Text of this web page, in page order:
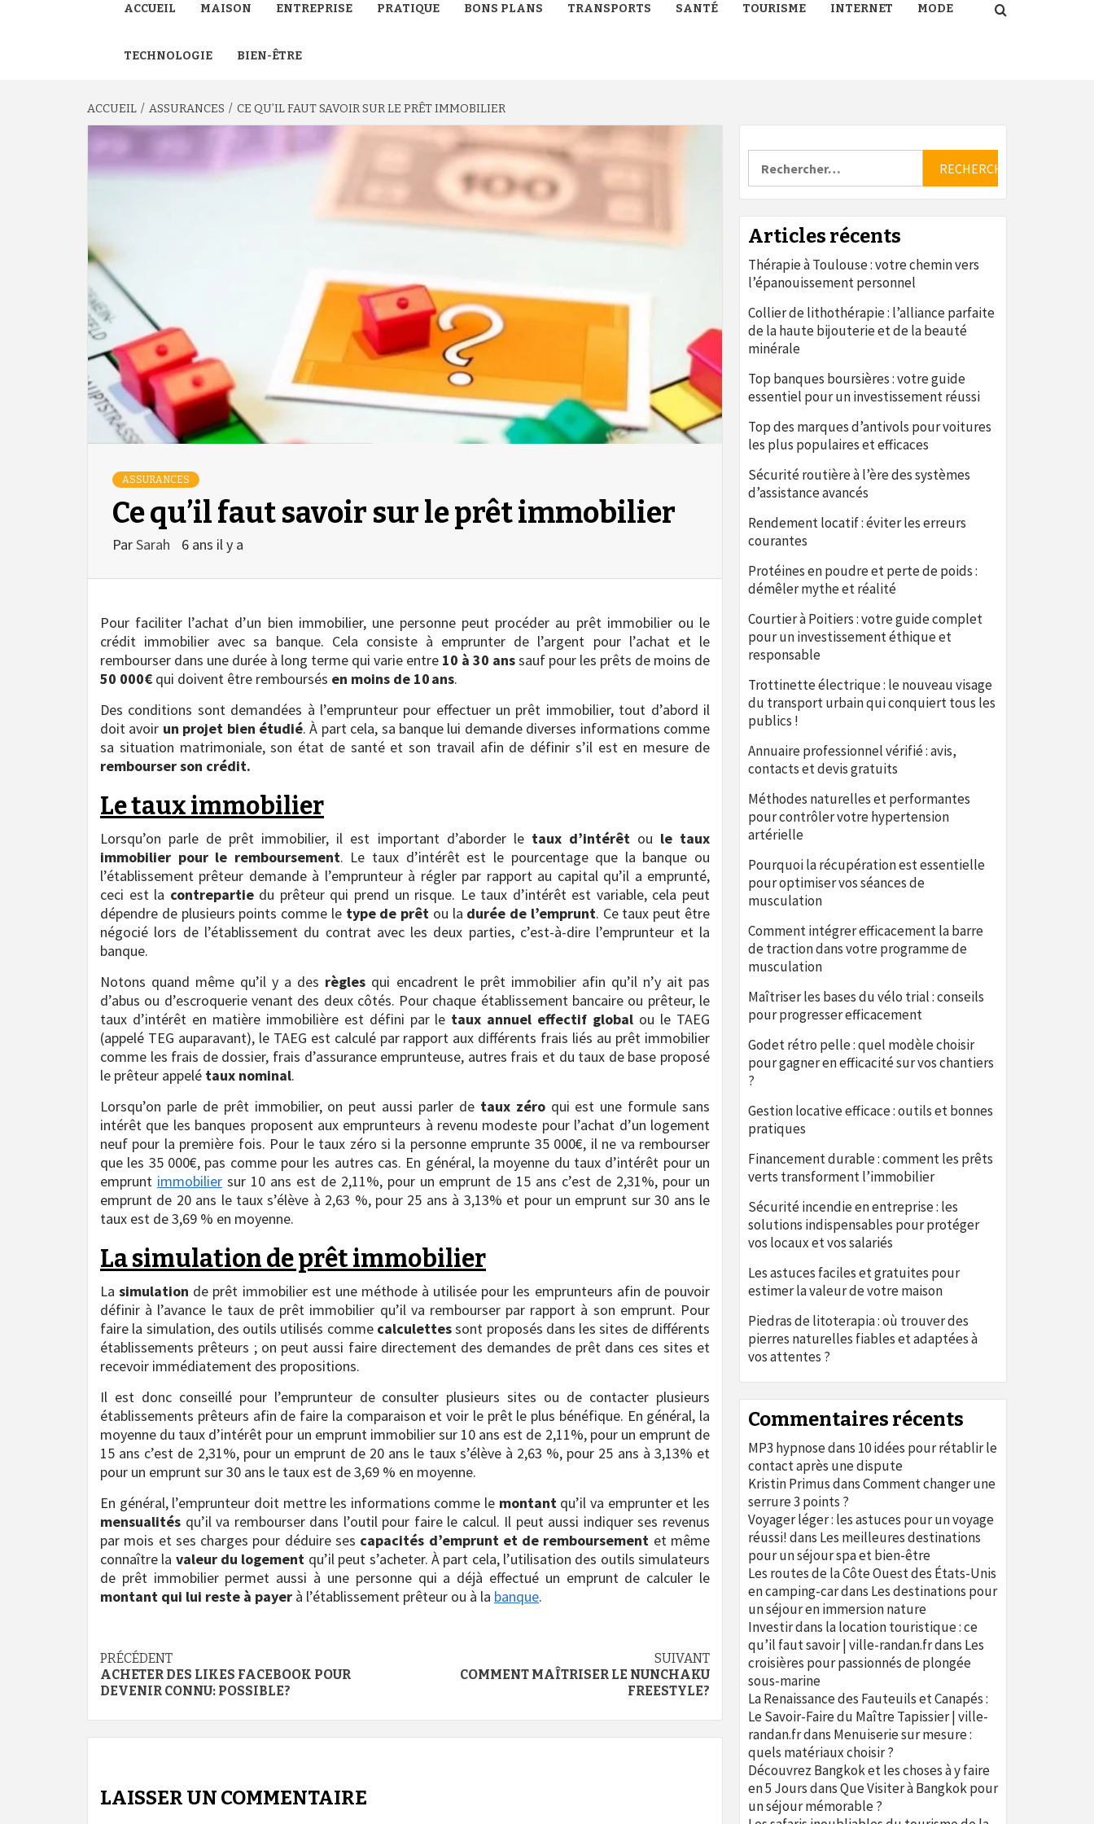
ACCUEIL MAISON ENTREPRISE PRATIQUE BONS PLANS TRANSPORTS SANTÉ TOURISME INTERNET MODE
TECHNOLOGIE BIEN-ÊTRE
ACCUEIL ASSURANCES CE QU’IL FAUT SAVOIR SUR LE PRÊT IMMOBILIER
ASSURANCES
Ce qu’il faut savoir sur le prêt immobilier
ParSarah 6 ans il y a
Pour faciliter l’achat d’un bien immobilier, une personne peut procéder au prêt immobilier ou le
crédit immobilier avec sa banque. Cela consiste à emprunter de l’argent pour l’achat et le
rembourser dans une durée à long terme qui varie entre 10 à 30 anssauf pour les prêts de moins de
50 000€ qui doivent être remboursés en moins de 10 ans.
Des conditions sont demandées à l’emprunteur pour effectuer un prêt immobilier, tout d’abord il
doit avoir un projet bien étudié. À part cela, sa banque lui demande diverses informations comme
sa situation matrimoniale, son état de santé et son travail afin de définir s’il est en mesure de
rembourser son crédit.
Le taux immobilier
Lorsqu’on parle de prêt immobilier, il est important d’aborder le taux d’intérêtou le taux
immobilier pour le remboursement. Le taux d’intérêt est le pourcentage que la banque ou
l’établissement prêteur demande à l’emprunteur à régler par rapport au capital qu’il a emprunté,
ceci est la contrepartie du prêteur qui prend un risque. Le taux d’intérêt est variable, cela peut
dépendre de plusieurs points comme le type de prêt ou la durée de l’emprunt. Ce taux peut être
négocié lors de l’établissement du contrat avec les deux parties, c’est-à-dire l’emprunteur et la
banque.
Notons quand même qu’il y a des règles qui encadrent le prêt immobilier afin qu’il n’y ait pas
d’abus ou d’escroquerie venant des deux côtés. Pour chaque établissement bancaire ou prêteur, le
taux d’intérêt en matière immobilière est défini par le taux annuel effectif global ou le TAEG
(appelé TEG auparavant), le TAEG est calculé par rapport aux différents frais liés au prêt immobilier
comme les frais de dossier, frais d’assurance emprunteuse, autres frais et du taux de base proposé
le prêteur appelé taux nominal.
Lorsqu’on parle de prêt immobilier, on peut aussi parler de taux zéroqui est une formule sans
intérêt que les banques proposent aux emprunteurs à revenu modeste pour l’achat d’un logement
neuf pour la première fois. Pour le taux zéro si la personne emprunte 35 000€, il ne va rembourser
que les 35 000€, pas comme pour les autres cas. En général, la moyenne du taux d’intérêt pour un
emprunt immobiliersur 10 ans est de 2,11%, pour un emprunt de 15 ans c’est de 2,31%, pour un
emprunt de 20 ans le taux s’élève à 2,63 %, pour 25 ans à 3,13% et pour un emprunt sur 30 ans le
taux est de 3,69 % en moyenne.
La simulation de prêt immobilier
Lasimulation de prêt immobilier est une méthode à utilisée pour les emprunteurs afin de pouvoir
définir à l’avance le taux de prêt immobilier qu’il va rembourser par rapport à son emprunt. Pour
faire la simulation, des outils utilisés comme calculettessont proposés dans les sites de différents
établissements prêteurs ; on peut aussi faire directement des demandes de prêt dans ces sites et
recevoir immédiatement des propositions.
Il est donc conseillé pour l’emprunteur de consulter plusieurs sites ou de contacter plusieurs
établissements prêteurs afin de faire la comparaison et voir le prêt le plus bénéfique. En général, la
moyenne du taux d’intérêt pour un emprunt immobilier sur 10 ans est de 2,11%, pour un emprunt de
15 ans c’est de 2,31%, pour un emprunt de 20 ans le taux s’élève à 2,63 %, pour 25 ans à 3,13% et
pour un emprunt sur 30 ans le taux est de 3,69 % en moyenne.
En général, l’emprunteur doit mettre les informations comme le montantqu’il va emprunter et les
mensualités qu’il va rembourser dans l’outil pour faire le calcul. Il peut aussi indiquer ses revenus
par mois et ses charges pour déduire ses capacités d’emprunt et de remboursement et même
connaître la valeur du logement qu’il peut s’acheter. À part cela, l’utilisation des outils simulateurs
de prêt immobilier permet aussi à une personne qui a déjà effectué un emprunt de calculer le
montant qui lui reste à payer à l’établissement prêteur ou à la banque.
Navigation
d’article
PRÉCÉDENT
ACHETER DES LIKES FACEBOOK POUR
DEVENIR CONNU: POSSIBLE?
SUIVANT
COMMENT MAÎTRISER LE NUNCHAKU
FREESTYLE?
LAISSER UN COMMENTAIRE
Articles récents
Thérapie à Toulouse : votre chemin vers
l’épanouissement personnel
Collier de lithothérapie : l’alliance parfaite
de la haute bijouterie et de la beauté
minérale
Top banques boursières : votre guide
essentiel pour un investissement réussi
Top des marques d’antivols pour voitures
les plus populaires et efficaces
Sécurité routière à l’ère des systèmes
d’assistance avancés
Rendement locatif : éviter les erreurs
courantes
Protéines en poudre et perte de poids :
démêler mythe et réalité
Courtier à Poitiers : votre guide complet
pour un investissement éthique et
responsable
Trottinette électrique : le nouveau visage
du transport urbain qui conquiert tous les
publics !
Annuaire professionnel vérifié : avis,
contacts et devis gratuits
Méthodes naturelles et performantes
pour contrôler votre hypertension
artérielle
Pourquoi la récupération est essentielle
pour optimiser vos séances de
musculation
Comment intégrer efficacement la barre
de traction dans votre programme de
musculation
Maîtriser les bases du vélo trial : conseils
pour progresser efficacement
Godet rétro pelle : quel modèle choisir
pour gagner en efficacité sur vos chantiers
?
Gestion locative efficace : outils et bonnes
pratiques
Financement durable : comment les prêts
verts transforment l’immobilier
Sécurité incendie en entreprise : les
solutions indispensables pour protéger
vos locaux et vos salariés
Les astuces faciles et gratuites pour
estimer la valeur de votre maison
Piedras de litoterapia : où trouver des
pierres naturelles fiables et adaptées à
vos attentes ?
Commentaires récents
MP3 hypnosedans 10 idées pour rétablir le
contact après une dispute
Kristin PrimusdansComment changer une
serrure 3 points ?
Voyager léger : les astuces pour un voyage
réussi!dans Les meilleures destinations
pour un séjour spa et bien-être
Les routes de la Côte Ouest des États-Unis
en camping-cardans Les destinations pour
un séjour en immersion nature
Investir dans la location touristique : ce
qu’il faut savoir | ville-randan.frdans Les
croisières pour passionnés de plongée
sous-marine
La Renaissance des Fauteuils et Canapés :
Le Savoir-Faire du Maître Tapissier | ville-
randan.frdans Menuiserie sur mesure :
quels matériaux choisir ?
Découvrez Bangkok et les choses à y faire
en 5 JoursdansQue Visiter à Bangkok pour
un séjour mémorable ?